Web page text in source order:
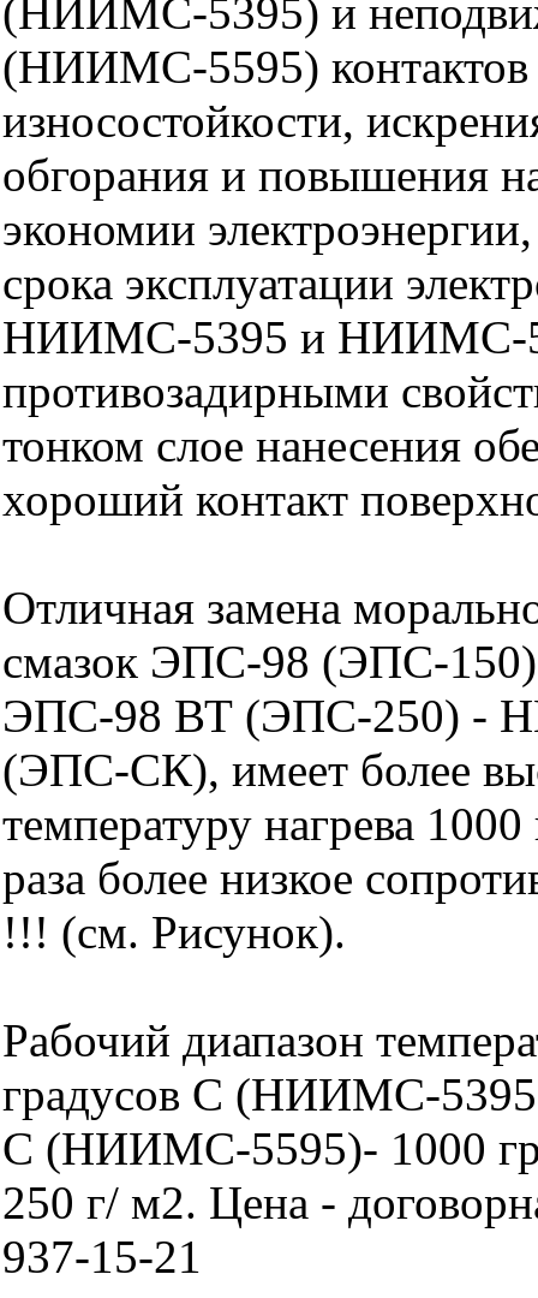
(НИИМС-5395) и
(НИИМС-5595) контактов
износостойкости,
обгорания и повышения
экономии
срока эксплуатации
НИИМС-5395 и НИИМС-
противозадирными
тонком слое нанесения
хороший контакт
Отличная замена
смазок ЭПС-98 (ЭПС-
ЭПС-98 ВТ (ЭПС-250) -
(ЭПС-СК), имеет более
температуру нагрева
раза более низкое
!!! (см. Рисунок).
Рабочий диапазон
градусов С (НИИМС-
С (НИИМС-5595)- 1000
250 г/ м2. Цена -
937-15-21